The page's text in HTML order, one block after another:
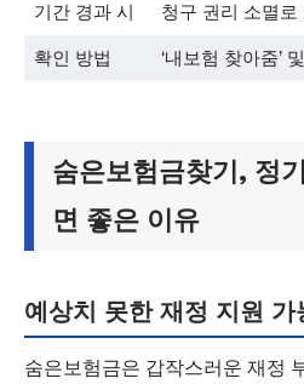
기간 경과 시 청구 권리 소멸
확인 방법 ‘내보험 찾아줌’
숨은보험금찾기, 정
면 좋은 이유
예상치 못한 재정 지원 가
숨은보험금은 갑작스러운 재정